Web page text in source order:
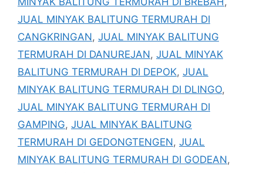
JUAL MINYAK BALITUNG TERMURAH DI
CANGKRINGAN, JUAL MINYAK BALITUNG
TERMURAH DI DANUREJAN, JUAL MINYAK
BALITUNG TERMURAH DI DEPOK, JUAL
MINYAK BALITUNG TERMURAH DI DLINGO,
JUAL MINYAK BALITUNG TERMURAH DI
GAMPING, JUAL MINYAK BALITUNG
TERMURAH DI GEDONGTENGEN, JUAL
MINYAK BALITUNG TERMURAH DI GODEAN,